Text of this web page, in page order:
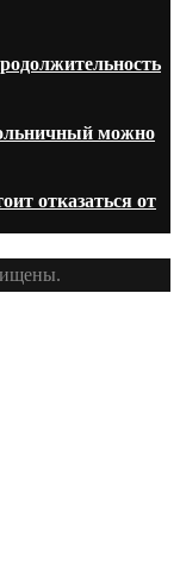
можно
отказаться от